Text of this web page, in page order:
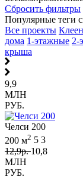
Сбросить фильтры
Популярные теги
Все проекты
дома 1-этажные 2-
крыша
9,9
МЛН
РУБ.
Челси 200
200 м2 5 3
12,9р.10,8
МЛН
РУБ.